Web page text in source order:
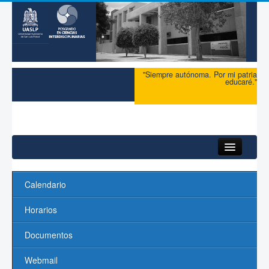
"Siempre autónoma. Por mi patria
educaré."
Acerca del PCI
Maestría
Doctorado
Profesores
Calendario
Horarios
Documentos
Webmail